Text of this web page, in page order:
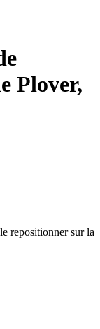
Plover,
repositionner sur la